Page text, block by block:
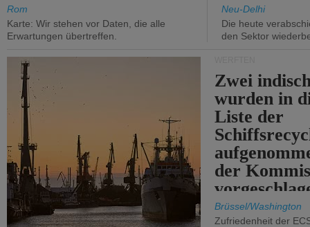
Rom
Karte: Wir stehen vor Daten, die alle
Erwartungen übertreffen.
Neu-Delhi
Die heute
den Sektor
Zwei
wurden in
Liste der
der
Brüssel/Washington
Zufriedenheit der